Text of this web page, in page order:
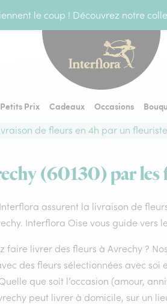
le coup ! Découvrez notre
Petits Prix Cadeaux Occasions
de fleurs en 4h par un
(60130) par
assurent la livraison de
Interflora Oise vous guide vers
faire livrer des fleurs à Avrechy ?
des fleurs sélectionnées avec
que soit l’occasion (amour,
peut livrer à domicile, sur un